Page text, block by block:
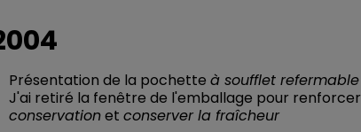
Présentation de la pochette à soufflet refermable
J'ai retiré la fenêtre de l'emballage pour renforcer
conservationet conserver la fraîcheur